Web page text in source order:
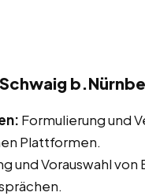
Formulierung und
Plattformen.
und Vorauswahl